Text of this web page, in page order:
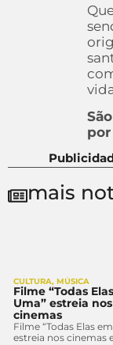
por
mais
CULTURA, MÚSICA
Filme “Todas
Uma” estreia nos
cinemas
Filme “Todas Elas
estreia nos cinemas